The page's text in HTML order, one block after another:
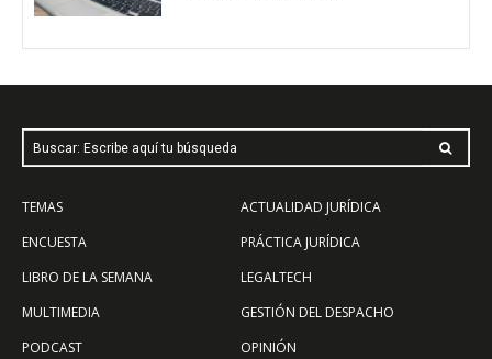
Buscar: Escribe aquí tu búsqueda
TEMAS
ENCUESTA
LIBRO DE LA SEMANA
MULTIMEDIA
PODCAST
ACTUALIDAD JURÍDICA
PRÁCTICA JURÍDICA
LEGALTECH
GESTIÓN DEL DESPACHO
OPINIÓN